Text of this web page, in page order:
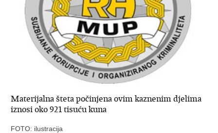
Materijalna šteta počinjena ovim kaznenim djelima
iznosi oko 921 tisuću kuna
FOTO: ilustracija